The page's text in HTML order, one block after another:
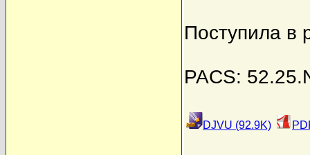
Поступила в
PACS:
DJVU (92.9K)